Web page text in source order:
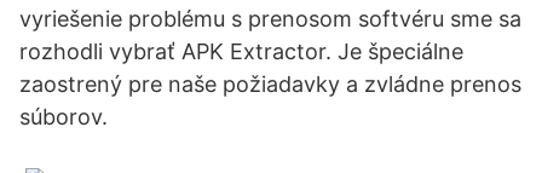
vyriešenie problému s prenosom softvéru sme sa
rozhodli vybrať APK Extractor. Je špeciálne
zaostrený pre naše požiadavky a zvládne prenos
súborov.